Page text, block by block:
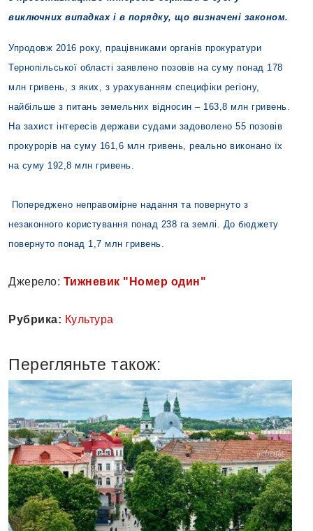
виключних випадках і в порядку, що визначені законом.
Упродовж 2016 року, працівниками органів прокуратури
Тернопільської області заявлено позовів на суму понад 178
млн гривень, з яких, з урахуванням специфіки регіону,
найбільше з питань земельних відносин – 163,8 млн гривень.
На захист інтересів держави судами задоволено 55 позовів
прокурорів на суму 161,6 млн гривень, реально виконано їх
на суму 192,8 млн гривень.
Попереджено неправомірне надання та повернуто з
незаконного користування понад 238 га землі. До бюджету
повернуто понад 1,7 млн гривень.
Джерело: Тижневик "Номер один"
Рубрика: Культура
Перегляньте також: